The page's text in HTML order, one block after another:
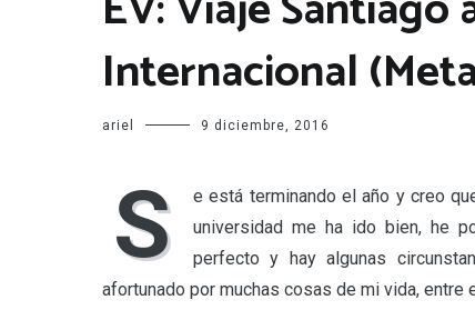
Internacional
ariel 9 diciembre, 2016
S
e está terminando el año y creo
universidad me ha ido bien, he
perfecto y hay algunas
afortunado por muchas cosas de mi vida, entre